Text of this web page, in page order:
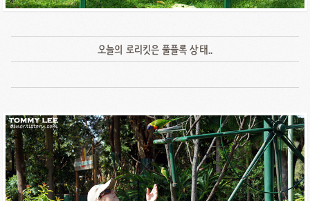
오늘의 로리킷은 풀플록 상태..